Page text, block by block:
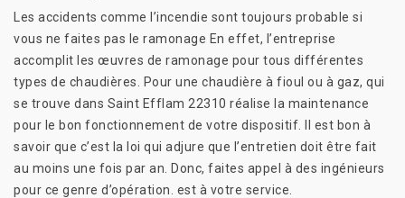
Les accidents comme l’incendie sont toujours probable si
vous ne faites pas le ramonage En effet, l’entreprise
accomplit les œuvres de ramonage pour tous différentes
types de chaudières. Pour une chaudière à fioul ou à gaz, qui
se trouve dans Saint Efflam 22310 réalise la maintenance
pour le bon fonctionnement de votre dispositif. Il est bon à
savoir que c’est la loi qui adjure que l’entretien doit être fait
au moins une fois par an. Donc, faites appel à des ingénieurs
pour ce genre d’opération. est à votre service.